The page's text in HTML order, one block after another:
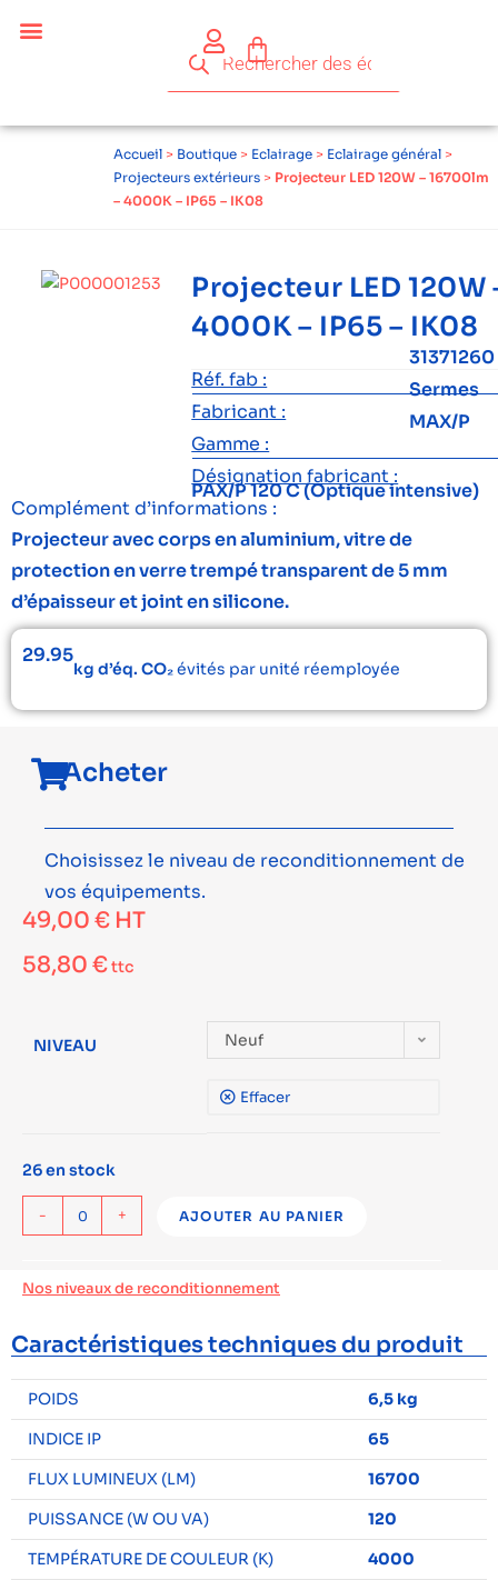
Accueil > Boutique > Eclairage > Eclairage général >
Projecteurs extérieurs > Projecteur LED 120W – 16700lm
– 4000K – IP65 – IK08
Projecteur LED 120W
4000K – IP65 – IK08
Réf. fab :
31371260
Fabricant :
Sermes
Gamme :
MAX/P
Désignation fabricant :
PAX/P 120 C (Optique intensive)
Complément d’informations :
Projecteur avec corps en aluminium, vitre de
protection en verre trempé transparent de 5 mm
d’épaisseur et joint en silicone.
29.95
kg d’éq. CO₂évités par unité réemployée
Acheter
Choisissez le niveau de reconditionnement de
vos équipements.
49,00 € HT
58,80 €ttc
NIVEAU Neuf
Effacer
26 en stock
- + AJOUTER AU PANIER
Nos niveaux de reconditionnement
Caractéristiques techniques du produit
POIDS
6,5 kg
INDICE IP
65
FLUX LUMINEUX (LM)
16700
PUISSANCE (W OU VA)
120
TEMPÉRATURE DE COULEUR (K)
4000